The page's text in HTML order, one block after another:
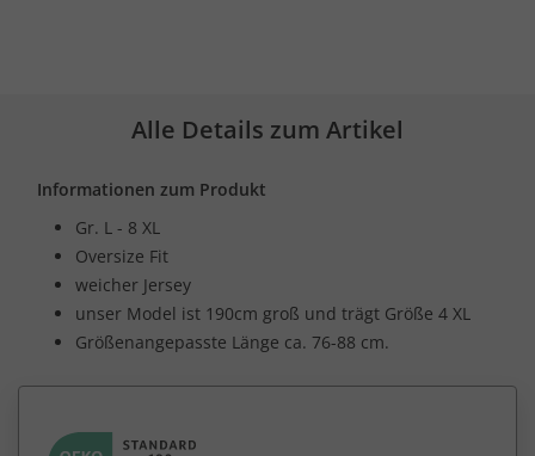
Alle Details zum Artikel
Informationen zum Produkt
Gr. L - 8 XL
Oversize Fit
weicher Jersey
unser Model ist 190cm groß und trägt Größe 4 XL
Größenangepasste Länge ca. 76-88 cm.